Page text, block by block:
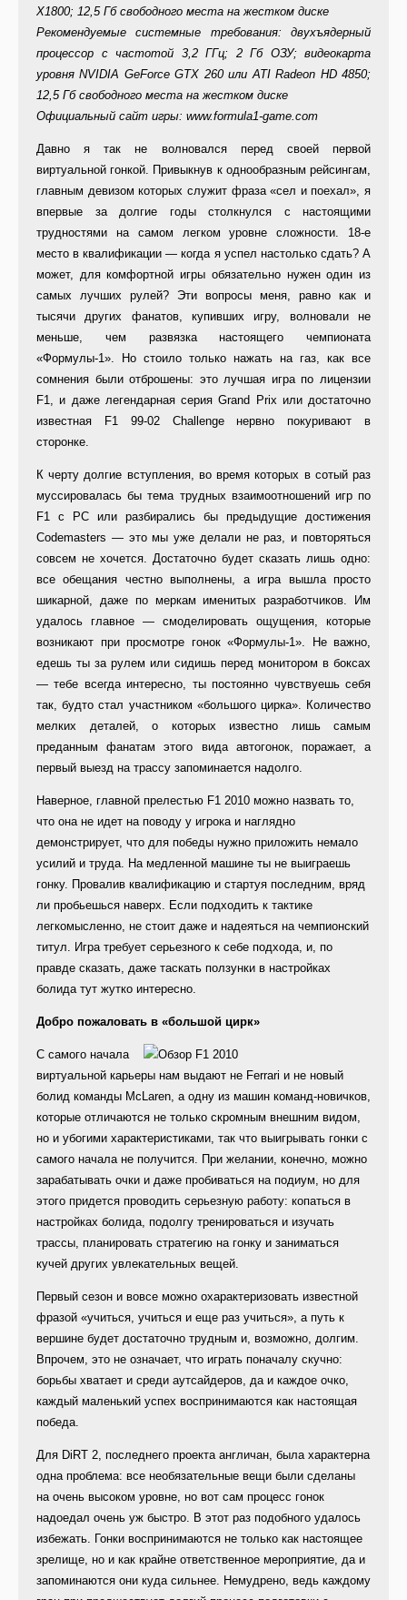
X1800; 12,5 Гб свободного места на жестком диске
Рекомендуемые системные требования: двухъядерный
процессор с частотой 3,2 ГГц; 2 Гб ОЗУ; видеокарта
уровня NVIDIA GeForce GTX 260 или ATI Radeon HD 4850;
12,5 Гб свободного места на жестком диске
Официальный сайт игры: www.formula1-game.com
Давно я так не волновался перед своей первой
виртуальной гонкой. Привыкнув к однообразным рейсингам,
главным девизом которых служит фраза «сел и поехал», я
впервые за долгие годы столкнулся с настоящими
трудностями на самом легком уровне сложности. 18-е
место в квалификации — когда я успел настолько сдать? А
может, для комфортной игры обязательно нужен один из
самых лучших рулей? Эти вопросы меня, равно как и
тысячи других фанатов, купивших игру, волновали не
меньше, чем развязка настоящего чемпионата
«Формулы-1». Но стоило только нажать на газ, как все
сомнения были отброшены: это лучшая игра по лицензии
F1, и даже легендарная серия Grand Prix или достаточно
известная F1 99-02 Challenge нервно покуривают в
сторонке.
К черту долгие вступления, во время которых в сотый раз
муссировалась бы тема трудных взаимоотношений игр по
F1 с PC или разбирались бы предыдущие достижения
Codemasters — это мы уже делали не раз, и повторяться
совсем не хочется. Достаточно будет сказать лишь одно:
все обещания честно выполнены, а игра вышла просто
шикарной, даже по меркам именитых разработчиков. Им
удалось главное — смоделировать ощущения, которые
возникают при просмотре гонок «Формулы-1». Не важно,
едешь ты за рулем или сидишь перед монитором в боксах
— тебе всегда интересно, ты постоянно чувствуешь себя
так, будто стал участником «большого цирка». Количество
мелких деталей, о которых известно лишь самым
преданным фанатам этого вида автогонок, поражает, а
первый выезд на трассу запоминается надолго.
Наверное, главной прелестью F1 2010 можно назвать то,
что она не идет на поводу у игрока и наглядно
демонстрирует, что для победы нужно приложить немало
усилий и труда. На медленной машине ты не выиграешь
гонку. Провалив квалификацию и стартуя последним, вряд
ли пробьешься наверх. Если подходить к тактике
легкомысленно, не стоит даже и надеяться на чемпионский
титул. Игра требует серьезного к себе подхода, и, по
правде сказать, даже таскать ползунки в настройках
болида тут жутко интересно.
Добро пожаловать в «большой цирк»
С самого начала
виртуальной карьеры нам выдают не Ferrari и не новый
болид команды McLaren, а одну из машин команд-новичков,
которые отличаются не только скромным внешним видом,
но и убогими характеристиками, так что выигрывать гонки с
самого начала не получится. При желании, конечно, можно
зарабатывать очки и даже пробиваться на подиум, но для
этого придется проводить серьезную работу: копаться в
настройках болида, подолгу тренироваться и изучать
трассы, планировать стратегию на гонку и заниматься
кучей других увлекательных вещей.
Первый сезон и вовсе можно охарактеризовать известной
фразой «учиться, учиться и еще раз учиться», а путь к
вершине будет достаточно трудным и, возможно, долгим.
Впрочем, это не означает, что играть поначалу скучно:
борьбы хватает и среди аутсайдеров, да и каждое очко,
каждый маленький успех воспринимаются как настоящая
победа.
Для DiRT 2, последнего проекта англичан, была характерна
одна проблема: все необязательные вещи были сделаны
на очень высоком уровне, но вот сам процесс гонок
надоедал очень уж быстро. В этот раз подобного удалось
избежать. Гонки воспринимаются не только как настоящее
зрелище, но и как крайне ответственное мероприятие, да и
запоминаются они куда сильнее. Немудрено, ведь каждому